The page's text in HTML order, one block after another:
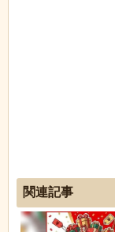
関連記事